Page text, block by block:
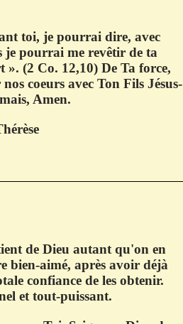
toi, je pourrai dire, avec
je pourrai me revêtir de ta
». (2 Co. 12,10) De Ta force,
coeurs avec Ton Fils Jésus-
Amen.
de Dieu autant qu'on en
bien-aimé, après avoir déjà
confiance de les obtenir.
et tout-puissant.